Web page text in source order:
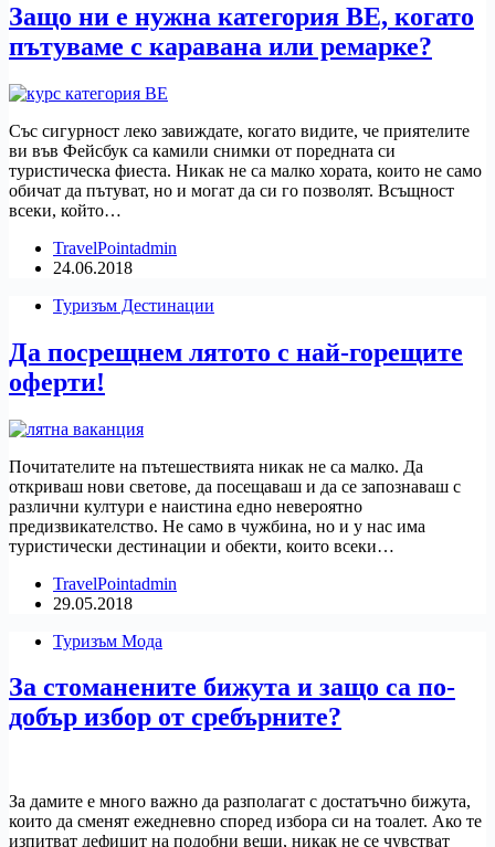
Защо ни е нужна категория ВЕ, когато
пътуваме с каравана или ремарке?
Със сигурност леко завиждате, когато видите, че приятелите
ви във Фейсбук са камили снимки от поредната си
туристическа фиеста. Никак не са малко хората, които не само
обичат да пътуват, но и могат да си го позволят. Всъщност
всеки, който…
TravelPointadmin
24.06.2018
Туризъм Дестинации
Да посрещнем лятото с най-горещите
оферти!
Почитателите на пътешествията никак не са малко. Да
откриваш нови светове, да посещаваш и да се запознаваш с
различни култури е наистина едно невероятно
предизвикателство. Не само в чужбина, но и у нас има
туристически дестинации и обекти, които всеки…
TravelPointadmin
29.05.2018
Туризъм Мода
За стоманените бижута и защо са по-
добър избор от сребърните?
За дамите е много важно да разполагат с достатъчно бижута,
които да сменят ежедневно според избора си на тоалет. Ако те
изпитват дефицит на подобни вещи, никак не се чувстват